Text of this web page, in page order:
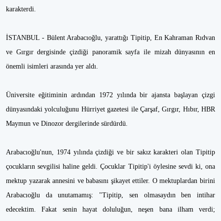
karakterdi.
İSTANBUL - Bülent Arabacıoğlu, yarattığı Tipitip, En Kahraman Rıdvan
ve Gırgır dergisinde çizdiği panoramik sayfa ile mizah dünyasının en
önemli isimleri arasında yer aldı.
Üniversite eğitiminin ardından 1972 yılında bir ajansta başlayan çizgi
dünyasındaki yolculuğunu Hürriyet gazetesi ile Çarşaf, Gırgır, Hıbır, HBR
Maymun ve Dinozor dergilerinde sürdürdü.
Arabacıoğlu'nun, 1974 yılında çizdiği ve bir sakız karakteri olan Tipitip
çocukların sevgilisi haline geldi. Çocuklar Tipitip'i öylesine sevdi ki, ona
mektup yazarak annesini ve babasını şikayet ettiler. O mektuplardan birini
Arabacıoğlu da unutamamış: "Tipitip, sen olmasaydın ben intihar
edecektim. Fakat senin hayat doluluğun, neşen bana ilham verdi;